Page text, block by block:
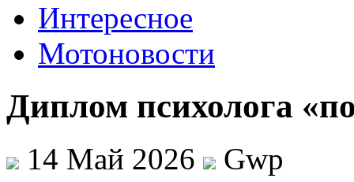
Интересное
Мотоновости
Диплом психолога
14 Май 2026
Gwp